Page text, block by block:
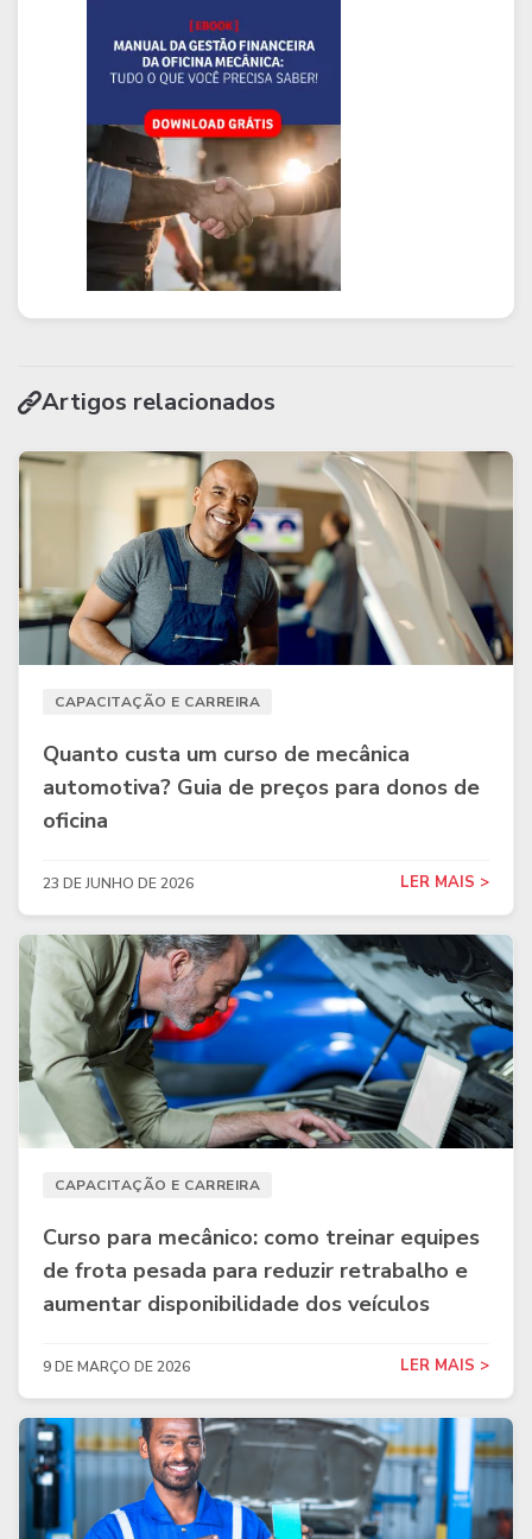
Artigos relacionados
CAPACITAÇÃO E CARREIRA
Quanto custa um curso de mecânica
automotiva? Guia de preços para donos de
oficina
23 DE JUNHO DE 2026 LER MAIS >
CAPACITAÇÃO E CARREIRA
Curso para mecânico: como treinar equipes
de frota pesada para reduzir retrabalho e
aumentar disponibilidade dos veículos
9 DE MARÇO DE 2026 LER MAIS >